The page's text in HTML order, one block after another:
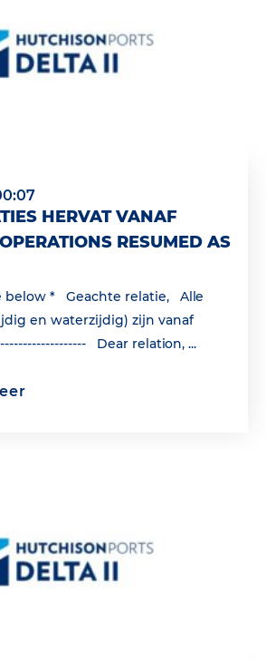
HERVAT VANAF
RESUMED AS
below * Geachte relatie, Alle
en waterzijdig) zijn vanaf
Dear relation, ...